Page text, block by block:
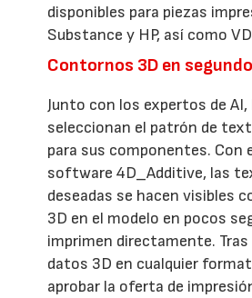
disponibles para piezas
Substance y HP, así como
Contornos 3D en
Junto con los expertos de
seleccionan el patrón de
para sus componentes. Con
software 4D_Additive, las
deseadas se hacen visibles
3D en el modelo en pocos
imprimen directamente. Tras
datos 3D en cualquier
aprobar la oferta de